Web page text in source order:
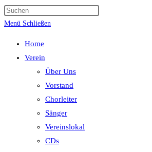
umschalten
Menü Schließen
Home
Verein
Über Uns
Vorstand
Chorleiter
Sänger
Vereinslokal
CDs